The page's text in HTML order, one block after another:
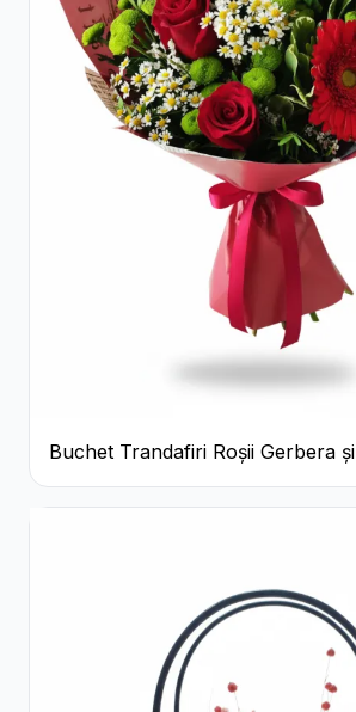
Buchet Trandafiri Roșii Gerbera și
Verdeață